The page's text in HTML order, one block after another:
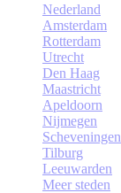
Nederland
Amsterdam
Rotterdam
Utrecht
Den Haag
Maastricht
Apeldoorn
Nijmegen
Scheveningen
Tilburg
Leeuwarden
Meer steden